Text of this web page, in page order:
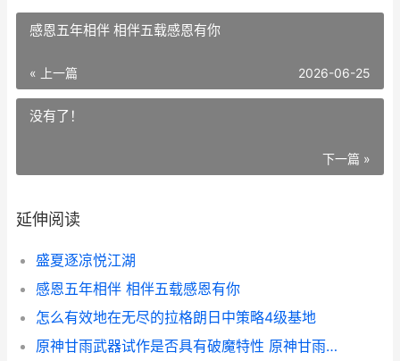
感恩五年相伴 相伴五载感恩有你
« 上一篇 2026-06-25
没有了！
下一篇 »
延伸阅读
盛夏逐凉悦江湖
感恩五年相伴 相伴五载感恩有你
怎么有效地在无尽的拉格朗日中策略4级基地
原神甘雨武器试作是否具有破魔特性 原神甘雨武器对比